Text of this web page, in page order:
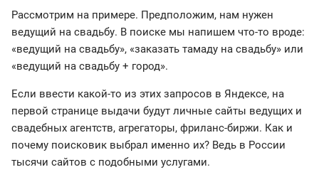
Рассмотрим на примере. Предположим, нам нужен
ведущий на свадьбу. В поиске мы напишем что-то вроде:
«ведущий на свадьбу», «заказать тамаду на свадьбу» или
«ведущий на свадьбу + город».
Если ввести какой-то из этих запросов в Яндексе, на
первой странице выдачи будут личные сайты ведущих и
свадебных агентств, агрегаторы, фриланс-биржи. Как и
почему поисковик выбрал именно их? Ведь в России
тысячи сайтов с подобными услугами.